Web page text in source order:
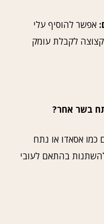
אפשר להוסיף עלי
קצוצה לקבלת עומק
בשר אחר?
אסאדו או נתח
בהתאם לעובי